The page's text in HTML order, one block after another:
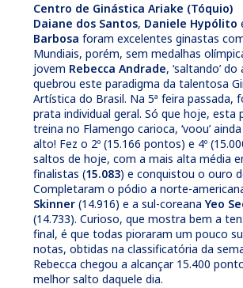
Centro de Ginástica Ariake (Tóquio)
Daiane dos Santos, Daniele Hypólito
Barbosa foram excelentes ginastas
Mundiais, porém, sem medalhas
jovem Rebecca Andrade, ‘saltando’
quebrou este paradigma da talentosa
Artística do Brasil. Na 5ª feira passada,
prata individual geral. Só que hoje, esta
treina no Flamengo carioca, ‘voou’
alto! Fez o 2º (15.166 pontos) e 4º
saltos de hoje, com a mais alta média
finalistas (15.083) e conquistou o ouro
Completaram o pódio a norte-
Skinner (14.916) e a sul-coreanaYeo
(14.733). Curioso, que mostra bem a
final, é que todas pioraram um pouco
notas, obtidas na classificatória da
Rebecca chegou a alcançar 15.400
melhor salto daquele dia.